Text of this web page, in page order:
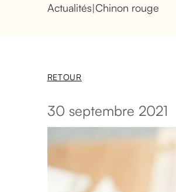
Actualités|Chinon rouge
RETOUR
30 septembre 2021